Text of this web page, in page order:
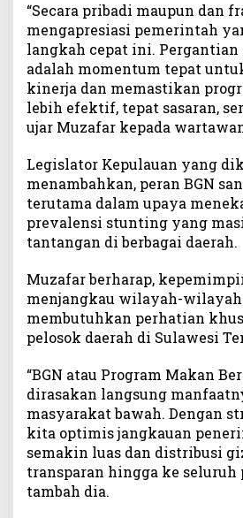
o
n
a
l
“Secara pribadi maupun dan
mengapresiasi pemerintah
langkah cepat ini. Pergantian
adalah momentum tepat
kinerja dan memastikan
lebih efektif, tepat sasaran,
ujar Muzafar kepada
Legislator Kepulauan yang
menambahkan, peran BGN
terutama dalam upaya
prevalensi stunting yang
tantangan di berbagai daerah.
Muzafar berharap,
menjangkau wilayah-
membutuhkan perhatian
pelosok daerah di Sulawesi
“BGN atau Program Makan
dirasakan langsung
masyarakat bawah. Dengan
kita optimis jangkauan
semakin luas dan distribusi
transparan hingga ke seluruh
tambah dia.